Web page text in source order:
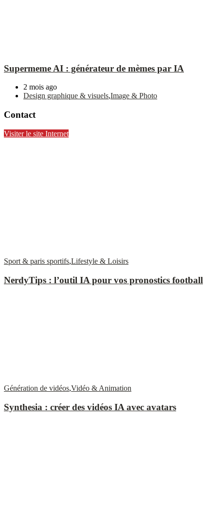
Supermeme AI : générateur de mèmes par IA
2 mois ago
Design graphique & visuels,Image & Photo
Contact
Visiter le site Internet
Sport & paris sportifs,Lifestyle & Loisirs
NerdyTips : l’outil IA pour vos pronostics football
Génération de vidéos,Vidéo & Animation
Synthesia : créer des vidéos IA avec avatars